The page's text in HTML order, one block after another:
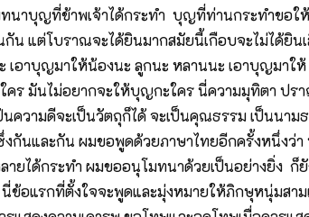
พูดอย่างธรรมดา อย่างภาษาคน อย่างศีลธรรม พูดว่ามีตัวตนว่าเกิดว่าตายได้เหมือนกัน แต่ถ้าพูดอย่างปรมัตตะธรรมมันไม่มีตัวตน พระพุทธเจ้าตรัส 2 ภาษา พร้อมๆกันเลย ในหนังสือเล่มเดียวกัน ตรงหนึ่งว่า อัตตาหิ อัตตาโน นาโถ ตนเป็นที่พึ่งแก่ตน อันนี้มันมีตน แต่ตรงหนึ่งว่า อัตตาหิ อัตตโน นัตถิ ตนของตนไม่ได้มี นี้ช่วยไปสังเกตดูมากที่สุด พระพุทธเจ้าตรัส 2 ภาษาเสมอ ภาษาสมมุติก็มีตน ภาษาไม่สมมุติก็ไม่มีตน ไอ้ไม่มีตนเป็นคำพูดแค่จริง เป็นตัวพุทธศาสนาจริง มันจึงให้เรียนหัวใจพุทธศาสนาตั้งแต่วันแรกบวช เพราะฉะนั้นผู้แรกเข้ามาบวช ควรจะได้เรียนหัวใจของพระพุทธศาสนา เรื่อง อนัตตา สุญญตา สันนิจ สะโต นิจชีโว สุญโญ สมัยผมบวชไม่รู้ว่าอะไร แต่ว่าเรียนไป จำได้แล้ว ปฏิบัติตาม ที่เขาสอนให้ปฏิบัติ ถึงเวลานี้เราพอจะพูดกันได้ ให้เรียนยะถาปัจจะยังแล้วบอกให้มันหมายความ อย่างนั้นๆมันเป็นหัวใจของพุทธศาสนา อย่างนั้นน่ะ จะพูดกันอย่างไรก็ตามใจแหละ มันจะผิดหลักหัวใจของพุทธศาสนาไปไม่ได้ เรียกผิดไปเป็นภาษาคนเขาเรียกเป็นภาษาสมมุติ บอกให้รู้ ว่าสมมุติโว้ย ว่ามีตัวตน ที่จริงต้องไม่มีตัวตน ยึดหัวใจพุทธศาสนาไว้ให้ถูกต้อง ให้ตรงจุด และมันก็ฟั่นเฟือนไม่ได้ จิตมันจะค่อยๆน้อมไปในทางมองเห็นความไม่มีตัวตน นี้ว่าวันแรกเข้ามาอยู่ เรียน ยะถา ปัจจะยัง ช่วยทำให้มันเกิดขึ้นอีกที ว่าบรรพบุรุษ อุปัชฌาย์อาจารย์ของอุปัชฌาย์อาจารย์ของอุปัชฌาย์อาจารย์ได้ทำกันมาแบบนี้ แล้วเราก็ได้รอดตัวมาด้วยเหตุนี้ ด้วยเหตุนี้ผมก็เชื่อว่าผมรอด ผมรอดตัวอยู่ได้ไม่ได้สึกไม่ได้หา ละเพศไปก็เพราะเหตุเหล่านี้ รู้สึกว่ามันปลูกฝังความรู้สึกขลังศักดิ์สิทธิ์อยู่ในข้อนี้ เอ้าทีนี้ก็จะพูดกันไปตามลำดับที่ว่าเขาได้เคยสอนกันว่าอย่างไร หัวรุ่งราวตี 4 นี้ต้องลุกขึ้น เวลานี้เราก็ตีระฆังตี 4 ลุกขึ้น แล้วก็หัวรุ่งเรียกว่าครองใหญ่ ก็หมายความว่าเอาจีวรครองนั้นมาครอง ด้วยทำอย่างพิธีรีตอง ไม่ใช่ทำพอขัดไม่ได้ ครองใหญ่นั้นหมายความว่าเอาครองที่มีอยู่มาครอง แล้วมาสำรวมแล้วมานั่งทำสมาธิ ทำปัจจะเวก ทำอะไรจนกว่าจะอรุณ เพราะฉะนั้นผ้าครองเขาถือว่าศักดิ์สิทธิมาก พอเสร็จแล้วก็เก็บเปลี่ยนผลัด ผลัดเปลี่ยนห่อไว้แล้วห่อไว้ ใช้จีวรธรรมดานุ่งไปบิณฑบาตร นุ่งไปทำการงานอะไรจีวรครองนี้เขาถือเป็นพิเศษ บางองค์ตั้ง 20 ปีแล้ว จีวรครองอันแรกชุดแรกยังอยู่ ยังไม่ได้เปลี่ยน เพราะเขาถือเป็นของศักดิ์สิทธิ์ทีเดียว จีวรครอง ทีนี้พอจะครอง หยิบสบงมา เมื่อหยิบสบง จับสบงนั้นว่า หัวใจของพระวินัย หัวใจของพระวินัยมีว่า อาปามะจุปะ อาทิกัมปาจิตตี มหาวัก จุลวัก ปริวารวัก หัวใจพระวินัย เมื่อหยิบสบงมาจะนุ่ง ว่าหัวใจพระวินัย เวลานุ่งให้ว่า ยถาปัจจะยัง บัดจีวร ทีนี้เมื่อหยิบจีวรมาจะห่ม ว่าหัวใจสุตตันตะคือ ทีมะสังอังคุป ทีฆนิกาย มัชฌิมนิกาย สังยุตนิกาย อุตรนิกาย คุตกะนิกาย หัวใจพระสุตตันตะปิฎก เมื่อหยิบจีวรมาห่มว่าหัวใจพระสุตตันตะปิฎก เมื่อห่มก็ว่า ยถาปัจจะยัง บัดจีวร ทีนี้เมื่อหยิบสังฆาฏิมาจะพาด ก็ว่าหัวใจพระอภิธรรม สังวิทา ภุคายะปะ คือหัวใจอภิธรรม สังคินนี วิภัง ธาตุกถา ภุคละบัญญัติ คถาวัตถุ ยมกปัฐฐาน และเมื่อพาดสังฆาฏิ ก็ว่ายถาปัจจะยัง บัดจีวร คะนี้เมื่อคาดประคดเอว อิมังกายะพันทะนัง อธิษฐามิ ทีนี้ครองผ้าแล้วยกขึ้นนั่งนั่งลงแล้วก็จุดเครื่องสักการะบูชาในที่อยู่ของตัวไม่ได้หมายความว่าไปลงโบสถ์ไม่ไป